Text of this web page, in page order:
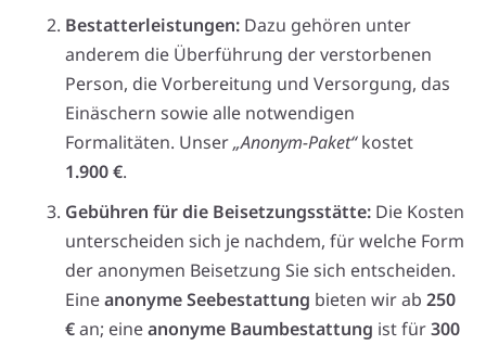
Bestatterleistungen: Dazu gehören unter
anderem die Überführung der verstorbenen
Person, die Vorbereitung und Versorgung, das
Einäschern sowie alle notwendigen
Formalitäten. Unser„Anonym-Paket“kostet
1.900 €.
Gebühren für die Beisetzungsstätte: Die Kosten
unterscheiden sich je nachdem, für welche Form
der anonymen Beisetzung Sie sich entscheiden.
Eineanonyme Seebestattung bieten wir ab 250
€an; eineanonyme Baumbestattung ist für300